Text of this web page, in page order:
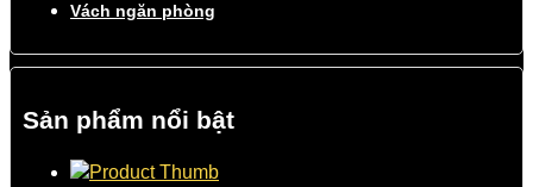
Vách ngăn phòng
Sản phẩm nổi bật